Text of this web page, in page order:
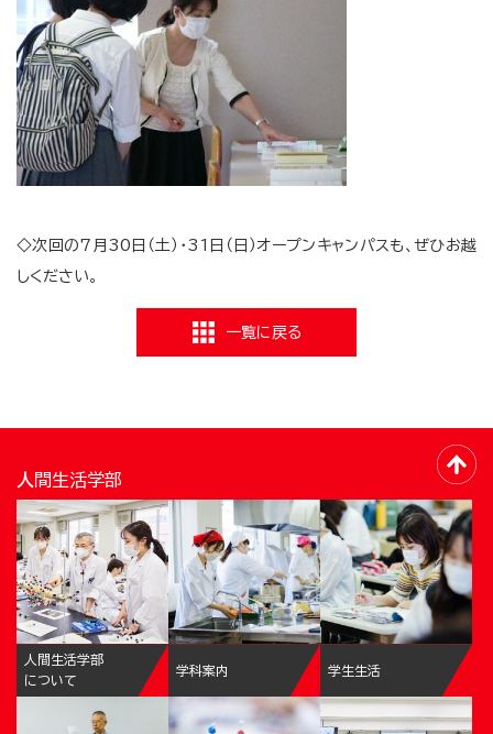
◇次回の7月30日（土）・31日（日）オープンキャンパスも、ぜひお越
しください。
一覧に戻る
人間生活学部
人間生活学部
について
学科案内 学生生活